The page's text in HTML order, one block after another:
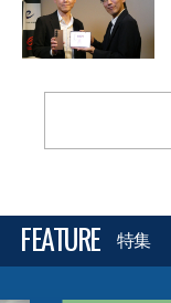
FEATURE 特集